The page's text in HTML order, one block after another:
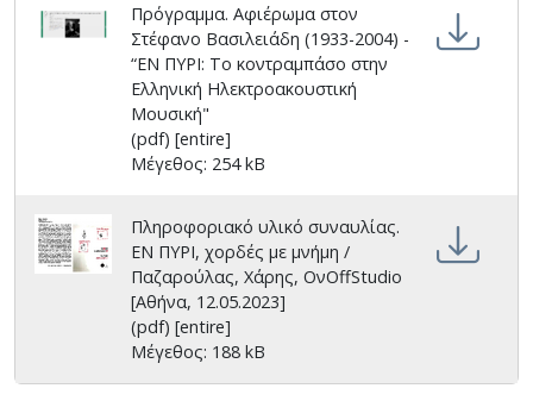
Absolute Continuity - Έργα για κοντραμπάσο
και ηλεκτρονικά μέσα [Αθήνα, 24/05/2024] /
Παζαρούλας, Χαράλαμπος
Ημέρες Ηλεκτροακουστικής Μουσικής 2024
[Αθήνα, 01 - 03.11.2024] / Παζαρούλας,
Αφιέρωμα στον Στέφανο Βασιλειάδη (1933-
2004) - “ΕΝ ΠΥΡΙ: Το κοντραμπάσο στην
Ελληνική Ηλεκτροακουστική Μουσική"
[Αθήνα, 22.11.2024] / Παζαρούλας,
Πρόγραμμα. Αφιέρωμα στον
Στέφανο Βασιλειάδη (1933-2004) -
“ΕΝ ΠΥΡΙ: Το κοντραμπάσο στην
Ελληνική Ηλεκτροακουστική
Μουσική"
(pdf) [entire]
Μέγεθος: 254 kB
Πληροφοριακό υλικό συναυλίας.
ΕΝ ΠΥΡΙ, χορδές με μνήμη /
Παζαρούλας, Χάρης, ΟνOffStudio
[Αθήνα, 12.05.2023]
(pdf) [entire]
Μέγεθος: 188 kB